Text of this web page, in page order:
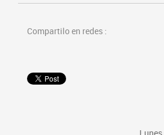
Compartilo en redes :